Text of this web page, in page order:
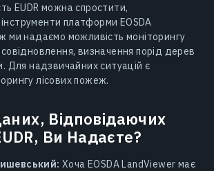
EUDR можна спростити,
платформи EOSDA
ми надаємо можливість моніторингу
визначення порід дерев
Для надзвичайних ситуацій є
лісових пожеж.
Відповідаючих
Ви Надаєте?
Хоча EOSDA LandViewer має